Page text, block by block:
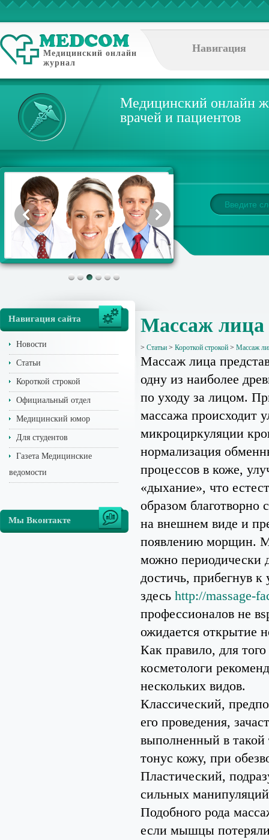
Медицинский онлайн
журнал
Навигация
Медицинский онлайн
врачей и пациентов
Навигация сайта
Новости
Статьи
Короткой строкой
Официальный отдел
Медицинский юмор
Для студентов
Газета Медицинские
ведомости
Мы Вконтакте
Массаж лица
> Статьи > Короткой строкой > Массаж
Массаж лица
одну из наиболее
по уходу за лицом.
массажа происходит
микроциркуляции
нормализация
процессов в коже,
«дыхание», что
образом благотворно
на внешнем виде и
появлению морщин.
можно периодически
достичь, прибегнув
здесь http://massage-
профессионалов не
ожидается открытие
Как правило, для
косметологи
нескольких видов.
Классический,
его проведения,
выполненный в такой
тонус кожу, при
Пластический,
сильных
Подобного рода
если мышцы потеряли